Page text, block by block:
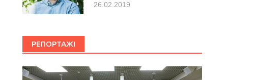
26.02.2019
РЕПОРТАЖІ